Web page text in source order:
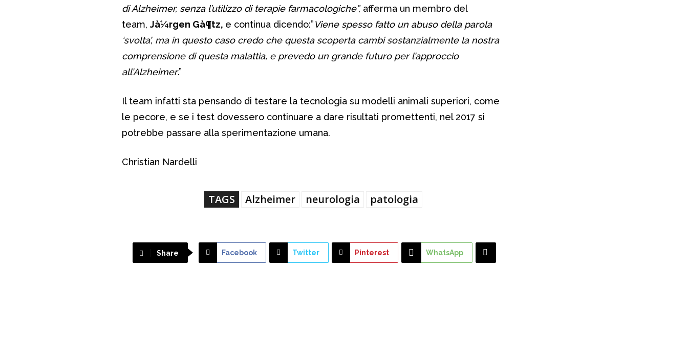
di Alzheimer, senza l’utilizzo di terapie farmacologiche”,afferma un membro del
team, Jà¼rgen Gà¶tz, e continua dicendo:”Viene spesso fatto un abuso della parola
‘svolta’, ma in questo caso credo che questa scoperta cambi sostanzialmente la nostra
comprensione di questa malattia, e prevedo un grande futuro per l’approccio
all’Alzheimer.”
Il team infatti sta pensando di testare la tecnologia su modelli animali superiori, come
le pecore, e se i test dovessero continuare a dare risultati promettenti, nel 2017 si
potrebbe passare alla sperimentazione umana.
Christian Nardelli
TAGS Alzheimer neurologia patologia
Share Facebook Twitter Pinterest WhatsApp